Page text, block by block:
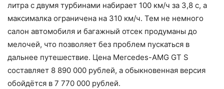
литра с двумя турбинами набирает 100 км/ч за 3,8 с, а
максималка ограничена на 310 км/ч. Тем не немного
салон автомобиля и багажный отсек продуманы до
мелочей, что позволяет без проблем пускаться в
дальнее путешествие. Цена Mercedes-AMG GT S
составляет 8 890 000 рублей, а обыкновенная версия
обойдётся в 7 770 000 рублей.